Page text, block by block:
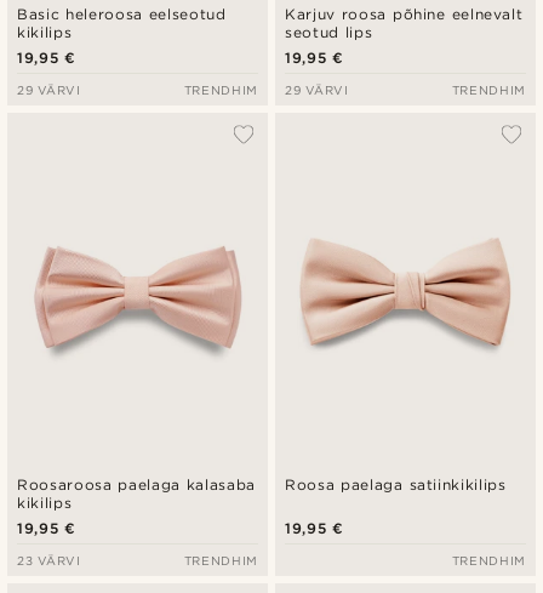
Basic heleroosa eelseotud
kikilips
19,95 €
29 VÄRVI TRENDHIM
Karjuv roosa põhine eelnevalt
seotud lips
19,95 €
29 VÄRVI TRENDHIM
Roosaroosa paelaga kalasaba
kikilips
19,95 €
23 VÄRVI TRENDHIM
Roosa paelaga satiinkikilips
19,95 €
TRENDHIM